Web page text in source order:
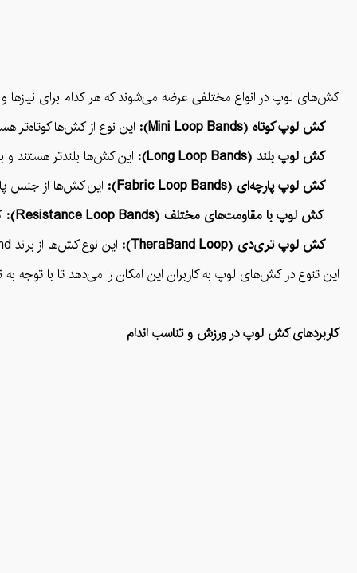
کش‌های لوپ در انواع مختلفی عرضه می‌شوند که هر کدام برای
کش لوپ کوتاه (Mini Loop Bands):
این نوع از کش‌ها کوتاه‌تر
کش لوپ بلند (Long Loop Bands):
این کش‌ها بلندتر هستند و
کش لوپ پارچه‌ای (Fabric Loop Bands):
این کش‌ها از جنس
کش لوپ با مقاومت‌های مختلف (Resistance Loop Bands):
کش لوپ تری‌دی (TheraBand Loop):
این نوع کش‌ها از برند TheraBand معروف هستند و بیشتر برای توانبخشی و فیزیوتراپی استفاده می‌شوند. کش‌های تری‌دی معمولاً از مواد باکیفیت و با دوام ساخته شده‌اند و در انواع مقاومت‌های مختلف عرضه می‌شوند.
این تنوع در کش‌های لوپ به کاربران این امکان را می‌دهد تا با توجه
کاربردهای کش لوپ در ورزش و تناسب اندام